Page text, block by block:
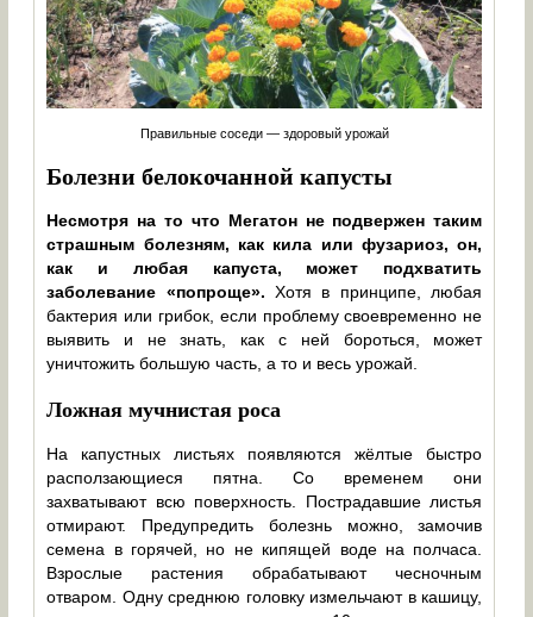
Правильные соседи — здоровый урожай
Болезни белокочанной капусты
Несмотря на то что Мегатон не подвержен таким
страшным болезням, как кила или фузариоз, он,
как и любая капуста, может подхватить
заболевание «попроще». Хотя в принципе, любая
бактерия или грибок, если проблему своевременно не
выявить и не знать, как с ней бороться, может
уничтожить большую часть, а то и весь урожай.
Ложная мучнистая роса
На капустных листьях появляются жёлтые быстро
расползающиеся пятна. Со временем они
захватывают всю поверхность. Пострадавшие листья
отмирают. Предупредить болезнь можно, замочив
семена в горячей, но не кипящей воде на полчаса.
Взрослые растения обрабатывают чесночным
отваром. Одну среднюю головку измельчают в кашицу,